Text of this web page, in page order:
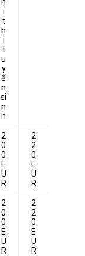
í
t
h
i
t
u
y
ể
n
si
n
h
2
0
0
E
U
R
2
2
0
E
U
R
2
0
0
E
U
R
2
2
0
E
U
R